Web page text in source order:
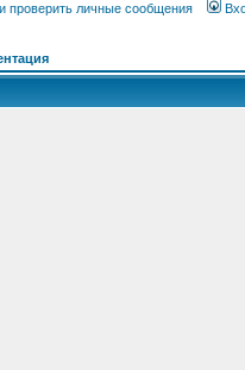
проверить личные сообщения